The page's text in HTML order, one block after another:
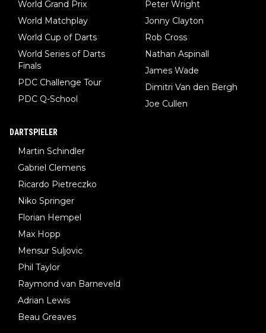
World Grand Prix
World Matchplay
World Cup of Darts
World Series of Darts
Finals
PDC Challenge Tour
PDC Q-School
Peter Wright
Jonny Clayton
Rob Cross
Nathan Aspinall
James Wade
Dimitri Van den Bergh
Joe Cullen
DARTSPIELER
Martin Schindler
Gabriel Clemens
Ricardo Pietreczko
Niko Springer
Florian Hempel
Max Hopp
Mensur Suljovic
Phil Taylor
Raymond van Barneveld
Adrian Lewis
Beau Greaves